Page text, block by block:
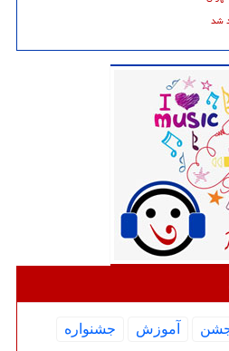
آموزش
جشنواره